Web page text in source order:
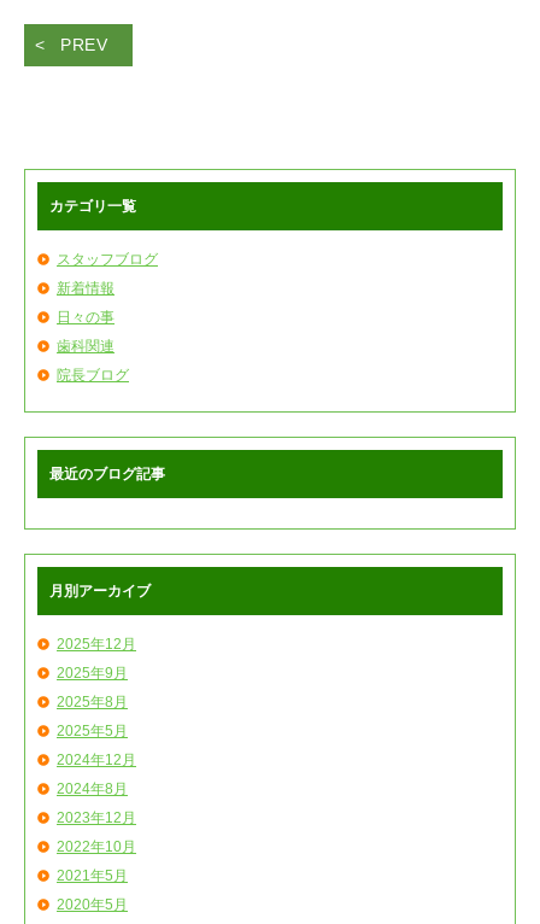
PREV
カテゴリ一覧
スタッフブログ
新着情報
日々の事
歯科関連
院長ブログ
最近のブログ記事
月別アーカイブ
2025年12月
2025年9月
2025年8月
2025年5月
2024年12月
2024年8月
2023年12月
2022年10月
2021年5月
2020年5月